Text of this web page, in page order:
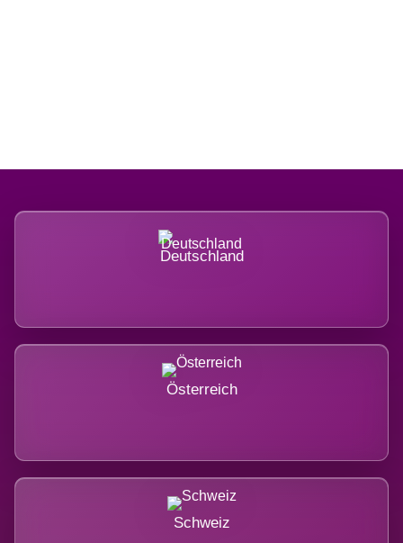
Deutschland
Österreich
Schweiz